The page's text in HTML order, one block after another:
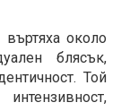
около
блясък,
Той